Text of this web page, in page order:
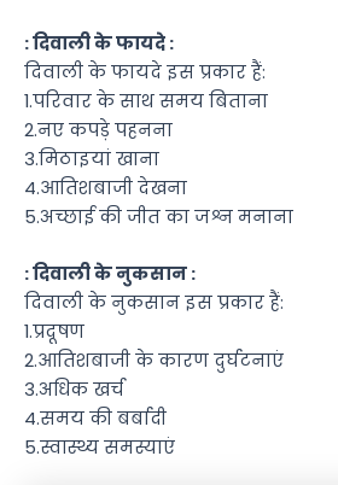
: दिवाली के फायदे :
दिवाली के फायदे इस प्रकार हैं:
1.परिवार के साथ समय बिताना
2.नए कपड़े पहनना
3.मिठाइयां खाना
4.आतिशबाजी देखना
5.अच्छाई की जीत का जश्न मनाना
: दिवाली के नुकसान :
दिवाली के नुकसान इस प्रकार हैं:
1.प्रदूषण
2.आतिशबाजी के कारण दुर्घटनाएं
3.अधिक खर्च
4.समय की बर्बादी
5.स्वास्थ्य समस्याएं